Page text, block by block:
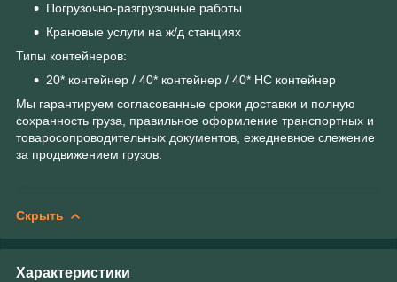
Погрузочно-разгрузочные работы
Крановые услуги на ж/д станциях
Типы контейнеров:
20* контейнер / 40* контейнер / 40* НС контейнер
Мы гарантируем согласованные сроки доставки и полную
сохранность груза, правильное оформление транспортных и
товаросопроводительных документов, ежедневное слежение
за продвижением грузов.
Скрыть
Характеристики